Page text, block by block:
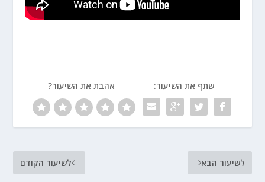
שתף את השיעור: אהבת את השיעור?
לשיעור הקודם לשיעור הבא